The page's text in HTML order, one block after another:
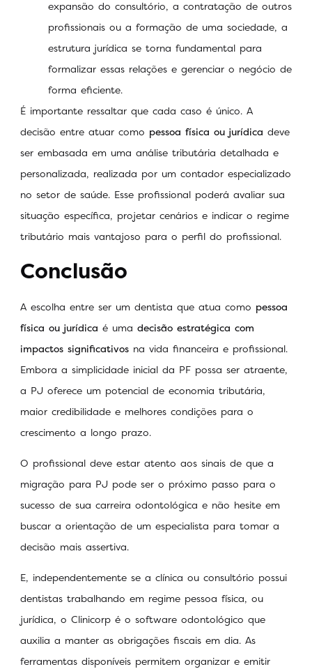
expansão do consultório, a contratação de outros
profissionais ou a formação de uma sociedade, a
estrutura jurídica se torna fundamental para
formalizar essas relações e gerenciar o negócio de
forma eficiente.
É importante ressaltar que cada caso é único. A
decisão entre atuar como pessoa física ou jurídica deve
ser embasada em uma análise tributária detalhada e
personalizada, realizada por um contador especializado
no setor de saúde. Esse profissional poderá avaliar sua
situação específica, projetar cenários e indicar o regime
tributário mais vantajoso para o perfil do profissional.
Conclusão
A escolha entre ser um dentista que atua como pessoa
física ou jurídica é uma decisão estratégica com
impactos significativos na vida financeira e profissional.
Embora a simplicidade inicial da PF possa ser atraente,
a PJ oferece um potencial de economia tributária,
maior credibilidade e melhores condições para o
crescimento a longo prazo.
O profissional deve estar atento aos sinais de que a
migração para PJ pode ser o próximo passo para o
sucesso de sua carreira odontológica e não hesite em
buscar a orientação de um especialista para tomar a
decisão mais assertiva.
E, independentemente se a clínica ou consultório possui
dentistas trabalhando em regime pessoa física, ou
jurídica, o Clinicorp é o software odontológico que
auxilia a manter as obrigações fiscais em dia. As
ferramentas disponíveis permitem organizar e emitir